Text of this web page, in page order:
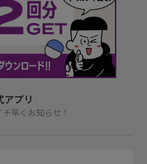
アプリ
早くお知らせ！